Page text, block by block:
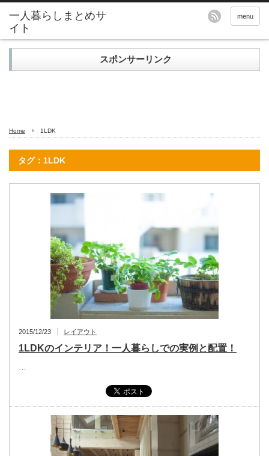
menu
スポンサーリンク
Home 1LDK
タグ：1LDK
2015/12/23 レイアウト
1LDKのインテリア！一人暮らしでの実例と配置！
…